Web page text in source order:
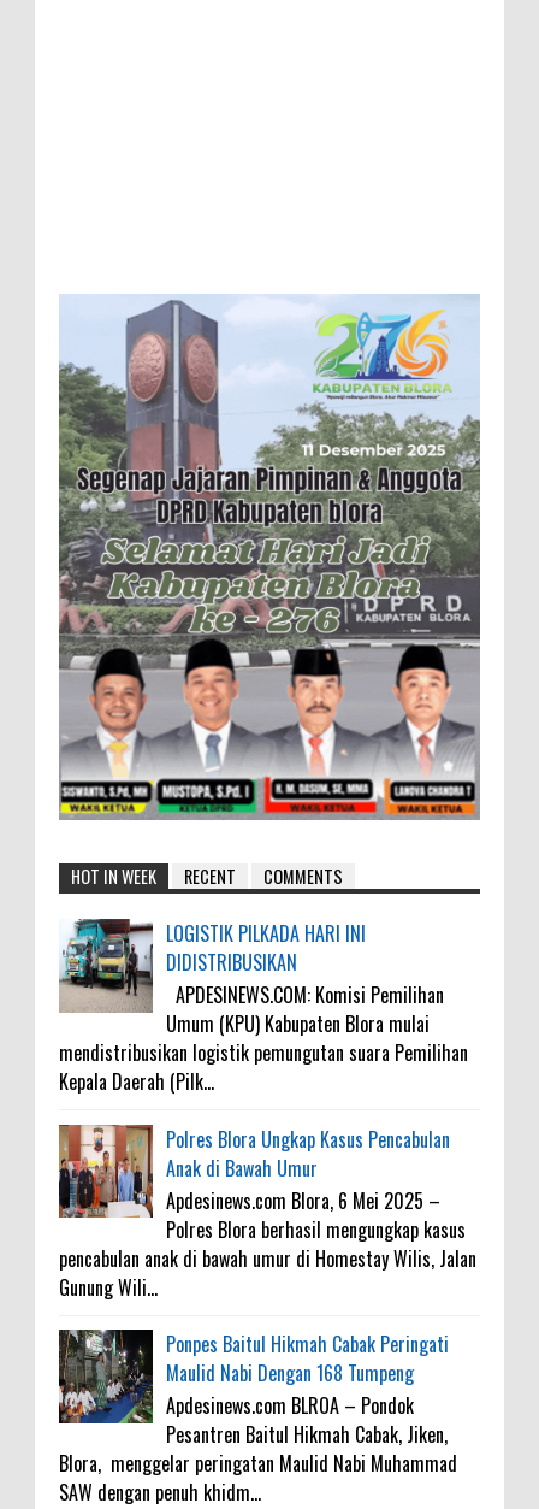
HOT IN WEEK RECENT COMMENTS
LOGISTIK PILKADA HARI INI
DIDISTRIBUSIKAN
APDESINEWS.COM: Komisi Pemilihan
Umum (KPU) Kabupaten Blora mulai
mendistribusikan logistik pemungutan suara Pemilihan
Kepala Daerah (Pilk...
Polres Blora Ungkap Kasus Pencabulan
Anak di Bawah Umur
Apdesinews.com Blora, 6 Mei 2025 –
Polres Blora berhasil mengungkap kasus
pencabulan anak di bawah umur di Homestay Wilis, Jalan
Gunung Wili...
Ponpes Baitul Hikmah Cabak Peringati
Maulid Nabi Dengan 168 Tumpeng
Apdesinews.com BLROA – Pondok
Pesantren Baitul Hikmah Cabak, Jiken,
Blora, menggelar peringatan Maulid Nabi Muhammad
SAW dengan penuh khidm...